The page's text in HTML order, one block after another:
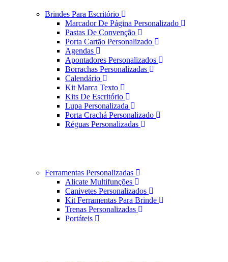
Brindes Para Escritório
Marcador De Página Personalizado
Pastas De Convenção
Porta Cartão Personalizado
Agendas
Apontadores Personalizados
Borrachas Personalizadas
Calendário
Kit Marca Texto
Kits De Escritório
Lupa Personalizada
Porta Crachá Personalizado
Réguas Personalizadas
Ferramentas Personalizadas
Alicate Multifunções
Canivetes Personalizados
Kit Ferramentas Para Brinde
Trenas Personalizadas
Portáteis